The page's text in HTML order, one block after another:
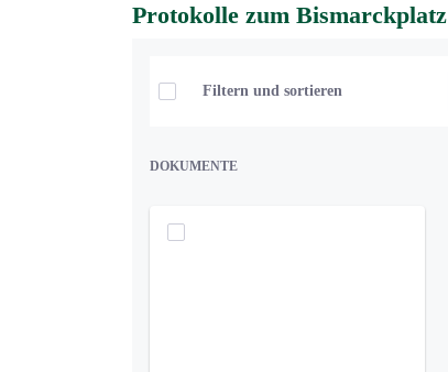
Protokolle zum Bismarckplatz
Elemente auswählen
Filtern und sortieren
DOKUMENTE